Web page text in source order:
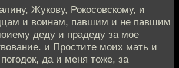
Жукову, Рокосовскому, и
и воинам, павшим и не павшим
деду и прадеду за мое
и Простите моих мать и
да и меня тоже, за